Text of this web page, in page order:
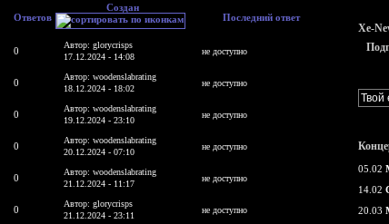
Ответов
Создан
Последний ответ
0
Автор: glorycrisps
17.12.2024 - 14:08
не доступно
0
Автор: woodenslabrating
18.12.2024 - 18:02
не доступно
0
Автор: woodenslabrating
19.12.2024 - 23:10
не доступно
0
Автор: woodenslabrating
20.12.2024 - 07:10
не доступно
0
Автор: woodenslabrating
21.12.2024 - 11:17
не доступно
0
Автор: glorycrisps
21.12.2024 - 23:11
не доступно
Xe-
05.02
14.02
20.03